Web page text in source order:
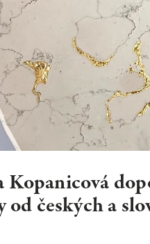
osobních údajů
Kopanicová
českých a